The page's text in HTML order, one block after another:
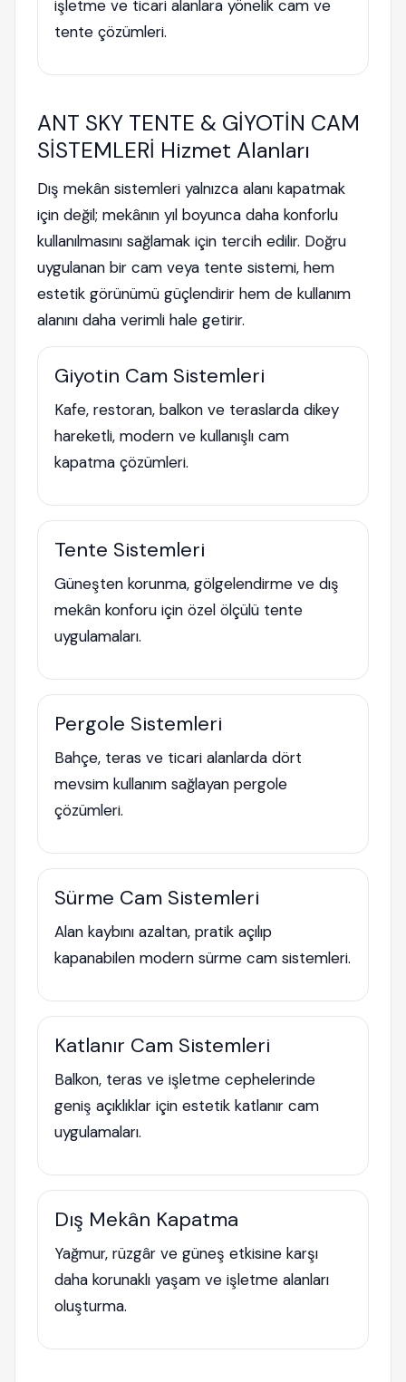
işletme ve ticari alanlara yönelik cam ve
tente çözümleri.
ANT SKY TENTE & GİYOTİN CAM
SİSTEMLERİ Hizmet Alanları
Dış mekân sistemleri yalnızca alanı kapatmak
için değil; mekânın yıl boyunca daha konforlu
kullanılmasını sağlamak için tercih edilir. Doğru
uygulanan bir cam veya tente sistemi, hem
estetik görünümü güçlendirir hem de kullanım
alanını daha verimli hale getirir.
Giyotin Cam Sistemleri
Kafe, restoran, balkon ve teraslarda dikey
hareketli, modern ve kullanışlı cam
kapatma çözümleri.
Tente Sistemleri
Güneşten korunma, gölgelendirme ve dış
mekân konforu için özel ölçülü tente
uygulamaları.
Pergole Sistemleri
Bahçe, teras ve ticari alanlarda dört
mevsim kullanım sağlayan pergole
çözümleri.
Sürme Cam Sistemleri
Alan kaybını azaltan, pratik açılıp
kapanabilen modern sürme cam sistemleri.
Katlanır Cam Sistemleri
Balkon, teras ve işletme cephelerinde
geniş açıklıklar için estetik katlanır cam
uygulamaları.
Dış Mekân Kapatma
Yağmur, rüzgâr ve güneş etkisine karşı
daha korunaklı yaşam ve işletme alanları
oluşturma.